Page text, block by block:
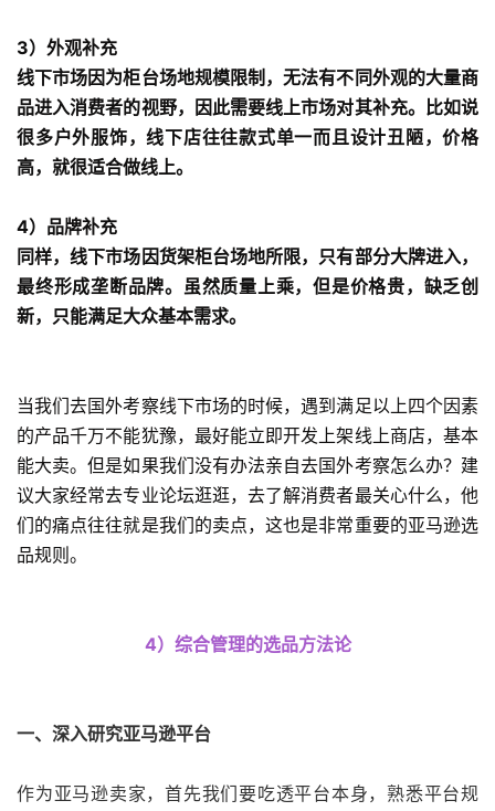
3）外观补充
线下市场因为柜台场地规模限制，无法有不同外观的大量商
品进入消费者的视野，因此需要线上市场对其补充。比如说
很多户外服饰，线下店往往款式单一而且设计丑陋，价格
高，就很适合做线上。
4）品牌补充
同样，线下市场因货架柜台场地所限，只有部分大牌进入，
最终形成垄断品牌。虽然质量上乘，但是价格贵，缺乏创
新，只能满足大众基本需求。
当我们去国外考察线下市场的时候，遇到满足以上四个因素
的产品千万不能犹豫，最好能立即开发上架线上商店，基本
能大卖。但是如果我们没有办法亲自去国外考察怎么办？建
议大家经常去专业论坛逛逛，去了解消费者最关心什么，他
们的痛点往往就是我们的卖点，这也是非常重要的亚马逊选
品规则。
4）综合管理的选品方法论
一、深入研究亚马逊平台
作为亚马逊卖家，首先我们要吃透平台本身，熟悉平台规